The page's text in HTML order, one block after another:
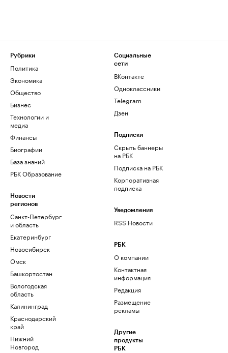
Рубрики
Политика
Экономика
Общество
Бизнес
Технологии и
медиа
Финансы
Биографии
База знаний
РБК Образование
Новости
регионов
Санкт-Петербург
и область
Екатеринбург
Новосибирск
Омск
Башкортостан
Вологодская
область
Калининград
Краснодарский
край
Нижний
Новгород
Социальные
сети
ВКонтакте
Одноклассники
Telegram
Дзен
Подписки
Скрыть баннеры
на РБК
Подписка на РБК
Корпоративная
подписка
Уведомления
RSS Новости
РБК
О компании
Контактная
информация
Редакция
Размещение
рекламы
Другие
продукты
РБК